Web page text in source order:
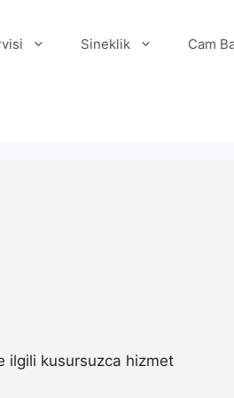
Sineklik Cam
ilgili kusursuzca hizmet